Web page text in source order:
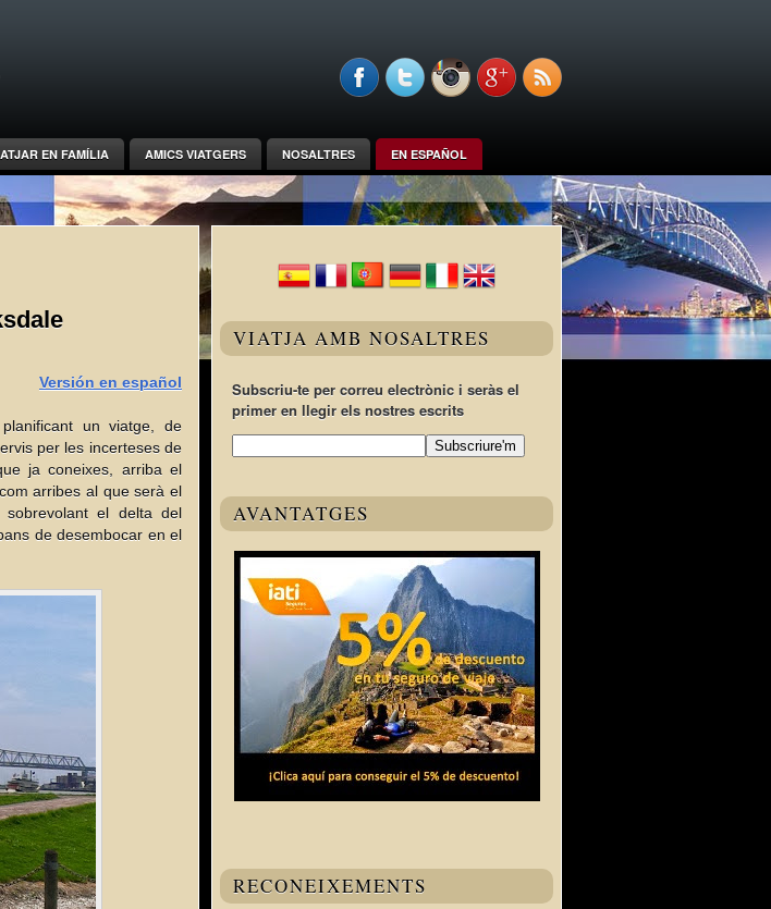
EN FAMÍLIA AMICS VIATGERS NOSALTRES EN ESPAÑOL
Versión en español
un viatge, de
per les incerteses de
ja coneixes, arriba el
arribes al que serà el
el delta del
de desembocar en el
VIATJA AMB NOSALTRES
Subscriu-te per correu electrònic i seràs el
primer en llegir els nostres escrits
AVANTATGES
RECONEIXEMENTS